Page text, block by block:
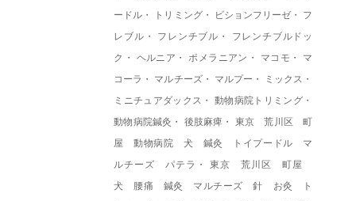
ードル ・ トリミング・ ビションフリーゼ ・ フ
レブル ・ フレンチブル ・
フレンチブルドッ
ク ・ ヘルニア ・ポメラニアン ・ マコモ ・ マ
コーラ ・ マルチーズ・ マルプー ・ ミックス ・
ミニチュアダックス ・ 動物病院トリミング ・
動物病院鍼灸 ・ 後肢麻痺 ・ 東京 荒川区 町
屋 動物病院 犬 鍼灸 トイプードル マ
ルチーズ パテラ ・東京 荒川区 町屋
犬 腰痛 鍼灸 マルチーズ 針 お灸 ト